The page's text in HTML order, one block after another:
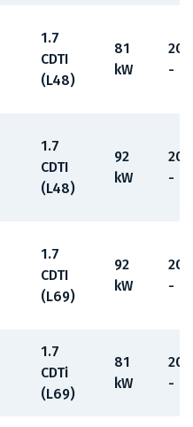
1.7
CDTI
(L48)
81
kW
-
1.7
CDTI
(L48)
92
kW
-
1.7
CDTI
(L69)
92
kW
-
1.7
CDTi
(L69)
81
kW
-